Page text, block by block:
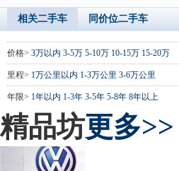
相关二手车 同价位二手车
价格> 3万以内 3-5万 5-10万 10-15万 15-20万
里程> 1万公里以内 1-3万公里 3-6万公里
年限> 1年以内 1-3年 3-5年 5-8年 8年以上
精品坊更多>>